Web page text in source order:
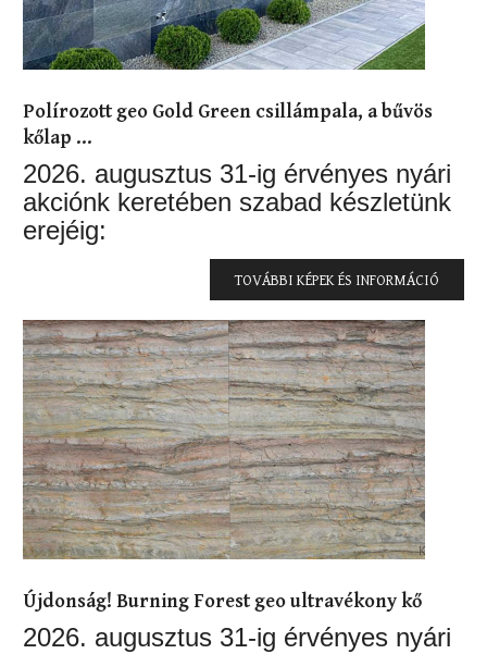
Polírozott geo Gold Green csillámpala, a bűvös
kőlap ...
2026. augusztus 31-ig érvényes nyári
akciónk keretében szabad készletünk
erejéig:
TOVÁBBI KÉPEK ÉS INFORMÁCIÓ
Újdonság! Burning Forest geo ultravékony kő
2026. augusztus 31-ig érvényes nyári